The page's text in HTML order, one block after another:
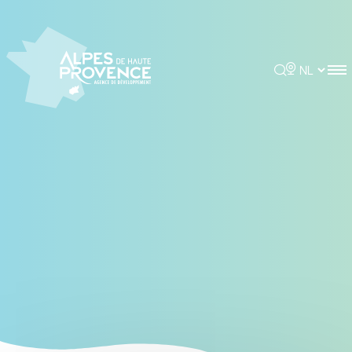
Rechercher
Choisir la